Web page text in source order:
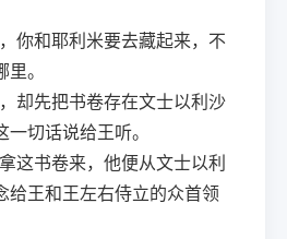
你和耶利米要去藏起来，不
。
却先把书卷存在文士以利沙
切话说给王听。
这书卷来，他便从文士以利
给王和王左右侍立的众首领